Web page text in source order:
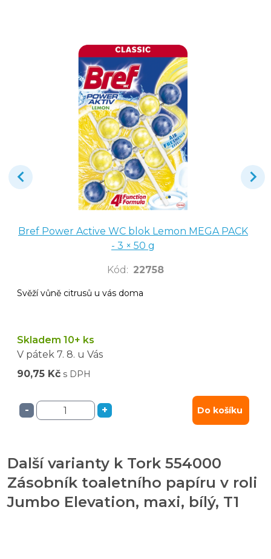
Bref Power Active WC blok Lemon MEGA PACK
- 3 × 50 g
Kód : 22758
Svěží vůně citrusů u vás doma
Skladem 10+ ks
V pátek 7. 8. u Vás
90,75 Kč s DPH
- + Do košíku
Další varianty k Tork 554000
Zásobník toaletního papíru v roli
Jumbo Elevation, maxi, bílý, T1